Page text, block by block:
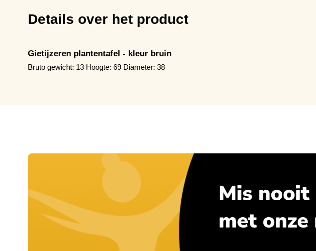
Details over het product
Gietijzeren plantentafel - kleur bruin
Bruto gewicht: 13 Hoogte: 69 Diameter: 38